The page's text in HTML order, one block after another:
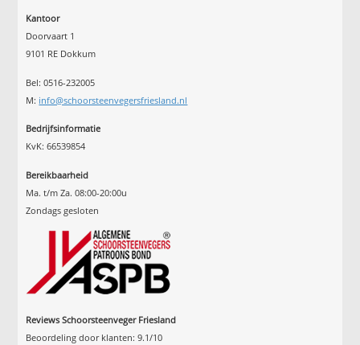
Kantoor
Doorvaart 1
9101 RE Dokkum
Bel: 0516-232005
M: info@schoorsteenvegersfriesland.nl
Bedrijfsinformatie
KvK: 66539854
Bereikbaarheid
Ma. t/m Za. 08:00-20:00u
Zondags gesloten
Reviews Schoorsteenveger Friesland
Beoordeling door klanten:9.1/10